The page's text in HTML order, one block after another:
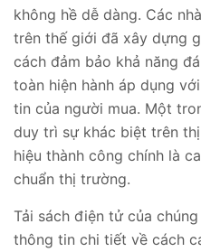
không hề dễ dàng. Các
trên thế giới đã xây dựng
cách đảm bảo khả năng
toàn hiện hành áp dụng
tin của người mua. Một
duy trì sự khác biệt trên
hiệu thành công chính là
chuẩn thị trường.
Tải sách điện tử của
thông tin chi tiết về cách